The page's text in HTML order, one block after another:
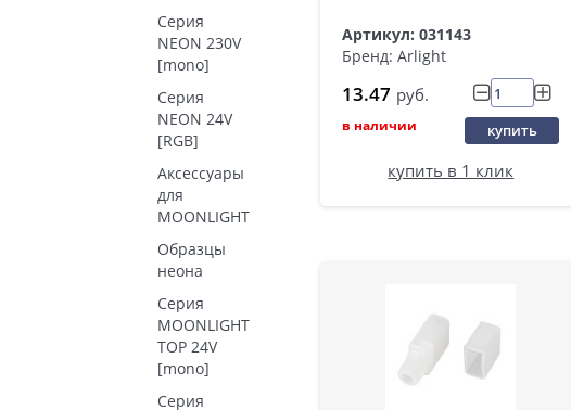
Серия
NEON 230V
[mono]
Серия
NEON 24V
[RGB]
Аксессуары
для
MOONLIGHT
Образцы
неона
Серия
MOONLIGHT
TOP 24V
[mono]
Серия
Артикул: 031143
Бренд: Arlight
13.47 руб.
в наличии купить
купить в 1 клик